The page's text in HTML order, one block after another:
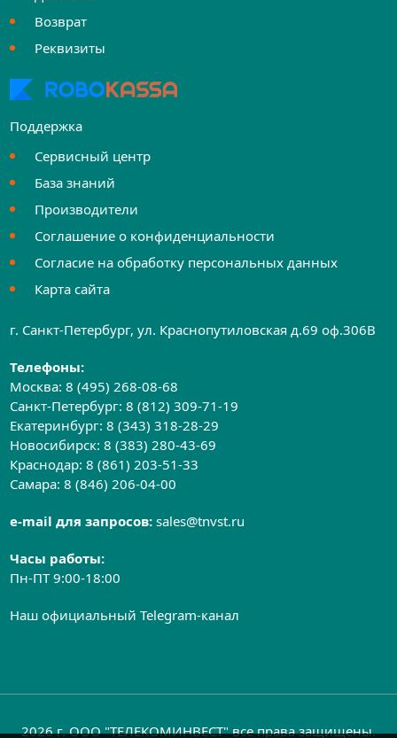
Возврат
Реквизиты
Поддержка
Сервисный центр
База знаний
Производители
Соглашение о конфиденциальности
Согласие на обработку персональных данных
Карта сайта
г. Санкт-Петербург, ул. Краснопутиловская д.69 оф.306B
Телефоны:
Москва:8 (495) 268-08-68
Санкт-Петербург:8 (812) 309-71-19
Екатеринбург:8 (343) 318-28-29
Новосибирск:8 (383) 280-43-69
Краснодар:8 (861) 203-51-33
Самара:8 (846) 206-04-00
e-mail для запросов:sales@tnvst.ru
Часы работы:
Пн-ПТ 9:00-18:00
Наш официальный Telegram-канал
2026 г. ООО "ТЕЛЕКОМИНВЕСТ" все права защищены.